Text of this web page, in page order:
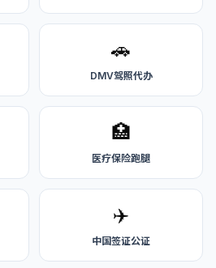
🚗
DMV驾照代办
🏥
医疗保险跑腿
✈️
中国签证公证